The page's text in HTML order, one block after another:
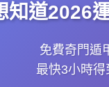
、水、火、土）
果發現自己某
運勢更加平穩。
知道2026
免費奇門遁
最快3小時得